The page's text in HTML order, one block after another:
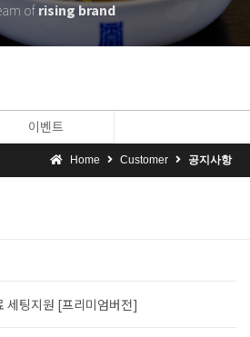
of rising brand
이벤트
Home Customer 공지사항
세팅지원 [프리미엄버전]